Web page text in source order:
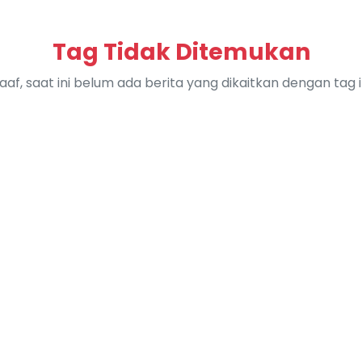
Tag Tidak Ditemukan
saat ini belum ada berita yang dikaitkan dengan tag